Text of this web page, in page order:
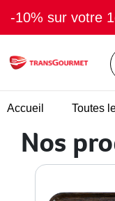
-10% sur votre
Accueil Toutes
Nos